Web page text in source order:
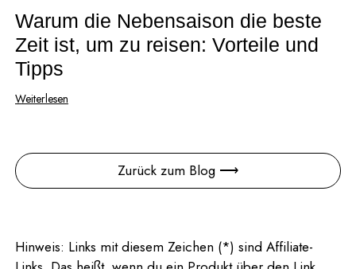
Warum die Nebensaison die beste
Zeit ist, um zu reisen: Vorteile und
Tipps
Weiterlesen
Zurück zum Blog ⟶
Hinweis: Links mit diesem Zeichen (*) sind Affiliate-